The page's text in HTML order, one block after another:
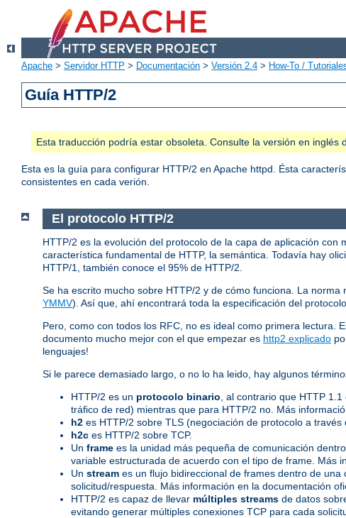
Apache > Servidor HTTP > Documentación > Versión 2.4 > How-To /
Guía HTTP/2
Esta traducción podría estar obsoleta. Consulte la versión en
Esta es la guía para configurar HTTP/2 en Apache httpd. Ésta
consistentes en cada verión.
El protocolo HTTP/2
HTTP/2 es la evolución del protocolo de la capa de aplicación
característica fundamental de HTTP, la semántica. Todavía hay
HTTP/1, también conoce el 95% de HTTP/2.
Se ha escrito mucho sobre HTTP/2 y de cómo funciona. La norma
YMMV). Así que, ahí encontrará toda la especificación del protocolo.
Pero, como con todos los RFC, no es ideal como primera lectura.
documento mucho mejor con el que empezar es http2 explicado
lenguajes!
Si le parece demasiado largo, o no lo ha leido, hay algunos
HTTP/2 es un protocolo binario , al contrario que HTTP
tráfico de red) mientras que para HTTP/2 no. Más
h2 es HTTP/2 sobre TLS (negociación de protocolo a través
h2c es HTTP/2 sobre TCP.
Un frame es la unidad más pequeña de comunicación
variable estructurada de acuerdo con el tipo de frame. Más
Un stream es un flujo bidireccional de frames dentro de
solicitud/respuesta. Más información en la documentación
HTTP/2 es capaz de llevar múltiples streams de datos
evitando generar múltiples conexiones TCP para cada